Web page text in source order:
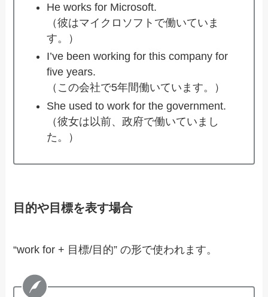
He works for Microsoft.
（彼はマイクロソフトで働いていま
す。）
I’ve been working for this company for
five years.
（この会社で5年間働いています。）
She used to work for the government.
（彼女は以前、政府で働いていまし
た。）
目的や目標を表す場合
“work for + 目標/目的” の形で使われます。